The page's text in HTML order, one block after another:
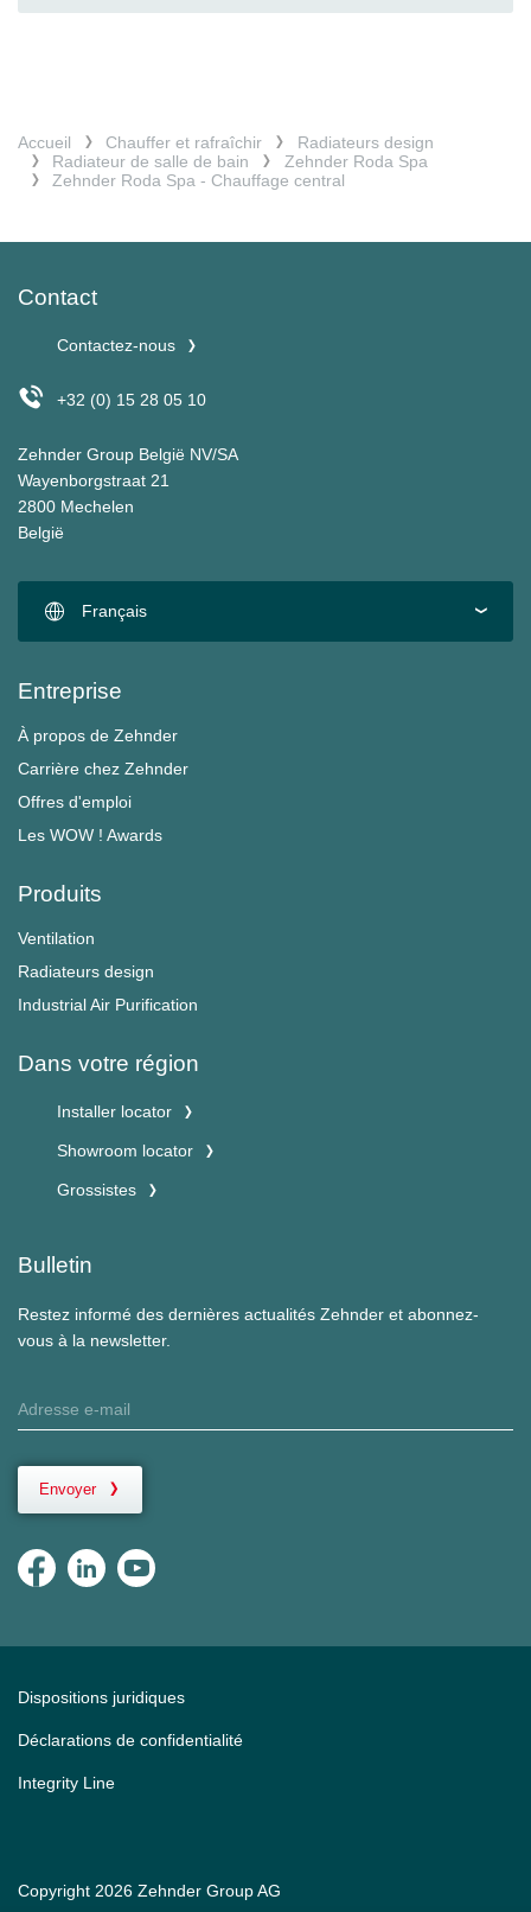
Accueil Chauffer et rafraîchir
Radiateurs design
Radiateur de salle de bain
Zehnder Roda Spa
Zehnder Roda Spa - Chauffage central
Contact
Contactez-nous
+32 (0) 15 28 05 10
Zehnder Group België NV/SA
Wayenborgstraat 21
2800 Mechelen
België
Français
Entreprise
À propos de Zehnder
Carrière chez Zehnder
Offres d'emploi
Les WOW ! Awards
Produits
Ventilation
Radiateurs design
Industrial Air Purification
Dans votre région
Installer locator
Showroom locator
Grossistes
Bulletin
Restez informé des dernières actualités Zehnder et abonnez-
vous à la newsletter.
Envoyer
Copyright 2026 Zehnder Group AG
Dispositions juridiques
Déclarations de confidentialité
Integrity Line